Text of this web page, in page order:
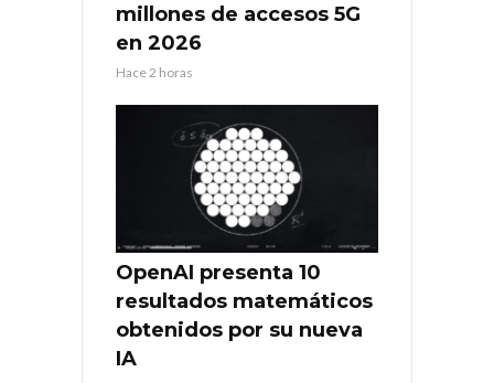
millones de accesos 5G
en 2026
Hace 2 horas
OpenAI presenta 10
resultados matemáticos
obtenidos por su nueva
IA